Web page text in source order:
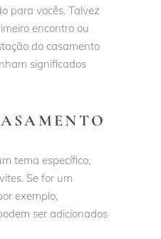
para vocês. Talvez
encontro ou
do casamento
significados
tema específico,
Se for um
exemplo,
ser adicionados